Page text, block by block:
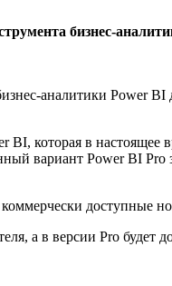
бизнес-
аналитики Power
которая в настоящее
вариант Power BI
доступные
а в версии Pro